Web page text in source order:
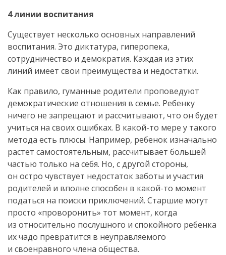
4 линии воспитания
Существует несколько основных направлений
воспитания. Это диктатура, гиперопека,
сотрудничество и демократия. Каждая из этих
линий имеет свои преимущества и недостатки.
Как правило, гуманные родители проповедуют
демократические отношения в семье. Ребенку
ничего не запрещают и рассчитывают, что он будет
учиться на своих ошибках. В какой-то мере у такого
метода есть плюсы. Например, ребенок изначально
растет самостоятельным, рассчитывает большей
частью только на себя. Но, с другой стороны,
он остро чувствует недостаток заботы и участия
родителей и вполне способен в какой-то момент
податься на поиски приключений. Старшие могут
просто «проворонить» тот момент, когда
из относительно послушного и спокойного ребенка
их чадо превратится в неуправляемого
и своенравного члена общества.